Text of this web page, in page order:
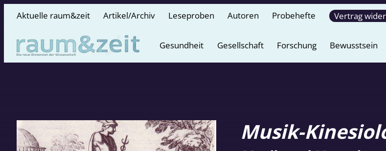
Aktuelle raum&zeit Artikel/Archiv Leseproben Autoren Probehefte Vertrag
Gesundheit Gesellschaft Forschung Bewusstsein
Musik-